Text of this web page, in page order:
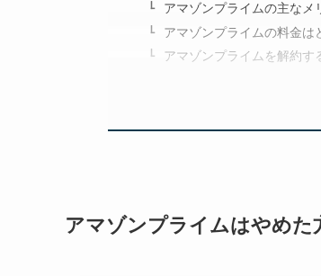
アマゾンプライムの主なメ
アマゾンプライムの料金は
アマゾンプライムを解約す
アマゾンプライムはやめた